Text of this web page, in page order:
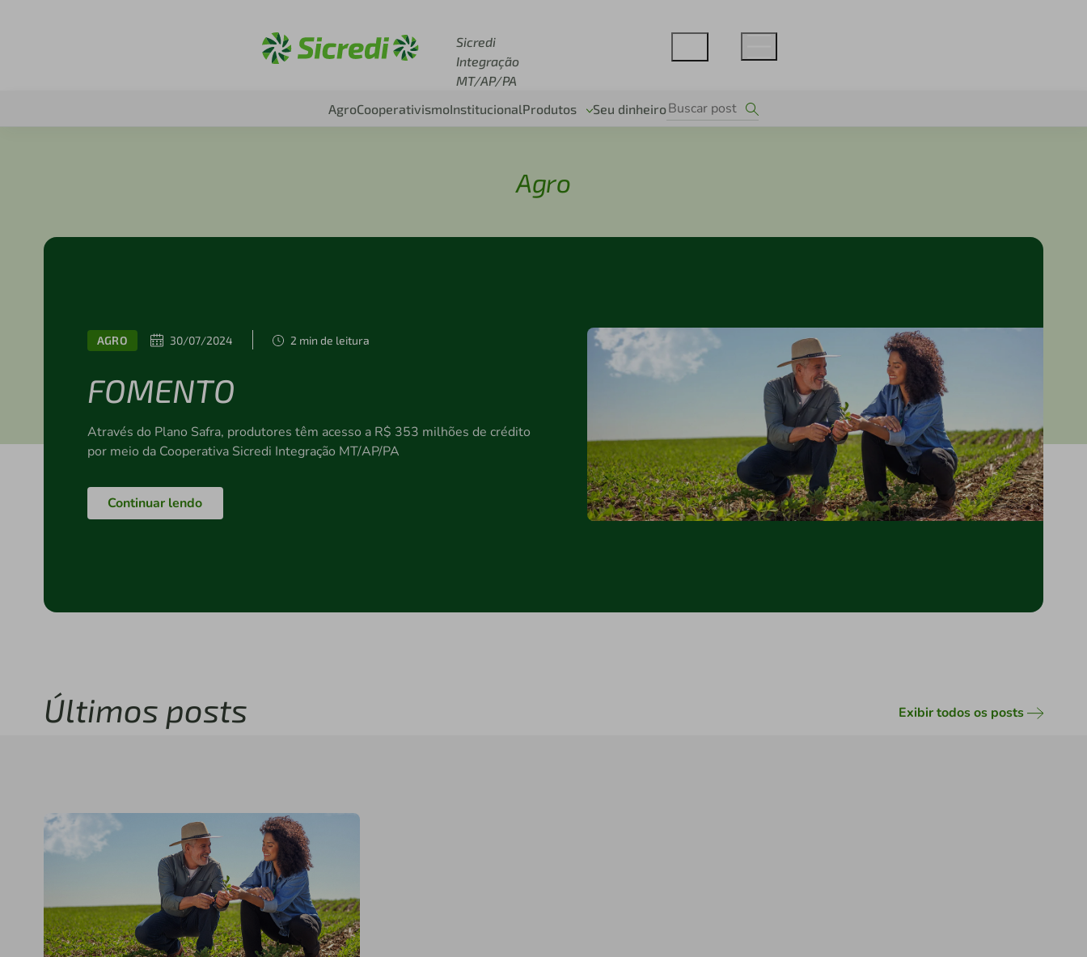
Sicredi
Integração
MT/AP/PA
AgroCooperativismoInstitucionalProdutos Seu dinheiro
Agro
AGRO 30/07/2024 2 min de leitura
FOMENTO
Através do Plano Safra, produtores têm acesso a R$ 353 milhões de crédito
por meio da Cooperativa Sicredi Integração MT/AP/PA
Continuar lendo
Últimos posts Exibir todos os posts